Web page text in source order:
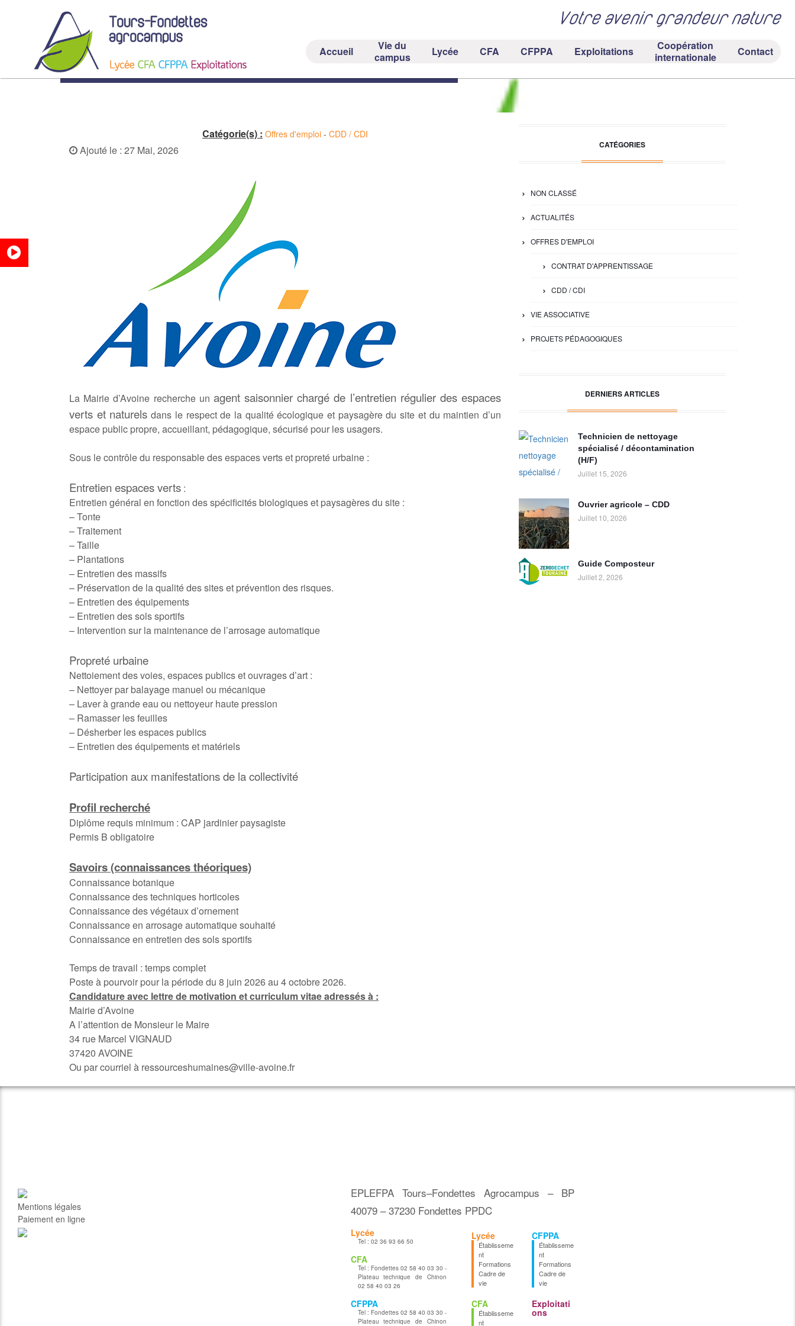
Votre avenir grandeur nature
Accueil
Vie du
campus
Lycée CFA CFPPA Exploitations
Coopération
internationale
Contact
Agent d’Entretien des Espaces Publics – Saisonnier
Catégorie(s) : Offres d'emploi - CDD / CDI
Ajouté le : 27 Mai, 2026
La Mairie d’Avoine recherche un agent saisonnier chargé de l’entretien régulier des espaces
verts et naturels dans le respect de la qualité écologique et paysagère du site et du maintien d’un
espace public propre, accueillant, pédagogique, sécurisé pour les usagers.
Sous le contrôle du responsable des espaces verts et propreté urbaine :
Entretien espaces verts :
Entretien général en fonction des spécificités biologiques et paysagères du site :
– Tonte
– Traitement
– Taille
– Plantations
– Entretien des massifs
– Préservation de la qualité des sites et prévention des risques.
– Entretien des équipements
– Entretien des sols sportifs
– Intervention sur la maintenance de l’arrosage automatique
Propreté urbaine
Nettoiement des voies, espaces publics et ouvrages d’art :
– Nettoyer par balayage manuel ou mécanique
– Laver à grande eau ou nettoyeur haute pression
– Ramasser les feuilles
– Désherber les espaces publics
– Entretien des équipements et matériels
Participation aux manifestations de la collectivité
Profil recherché
Diplôme requis minimum : CAP jardinier paysagiste
Permis B obligatoire
Savoirs (connaissances théoriques)
Connaissance botanique
Connaissance des techniques horticoles
Connaissance des végétaux d’ornement
Connaissance en arrosage automatique souhaité
Connaissance en entretien des sols sportifs
Temps de travail : temps complet
Poste à pourvoir pour la période du 8 juin 2026 au 4 octobre 2026.
Candidature avec lettre de motivation et curriculum vitae adressés à :
Mairie d’Avoine
A l’attention de Monsieur le Maire
34 rue Marcel VIGNAUD
37420 AVOINE
Ou par courriel à ressourceshumaines@ville-avoine.fr
CATÉGORIES
NON CLASSÉ
ACTUALITÉS
OFFRES D'EMPLOI
CONTRAT D'APPRENTISSAGE
CDD / CDI
VIE ASSOCIATIVE
PROJETS PÉDAGOGIQUES
DERNIERS ARTICLES
Technicien de nettoyage
spécialisé / décontamination
(H/F)
Juillet 15, 2026
Ouvrier agricole – CDD
Juillet 10, 2026
Guide Composteur
Juillet 2, 2026
Mentions légales
Paiement en ligne
EPLEFPA Tours–Fondettes Agrocampus – BP
40079 – 37230 Fondettes PPDC
Lycée
Tel : 02 36 93 66 50
CFA
Tel : Fondettes 02 58 40 03 30 -
Plateau technique de Chinon
02 58 40 03 26
CFPPA
Tel : Fondettes 02 58 40 03 30 -
Plateau technique de Chinon
Lycée
Établisseme
nt
Formations
Cadre de
vie
CFA
Établisseme
nt
CFPPA
Établisseme
nt
Formations
Cadre de
vie
Exploitati
ons